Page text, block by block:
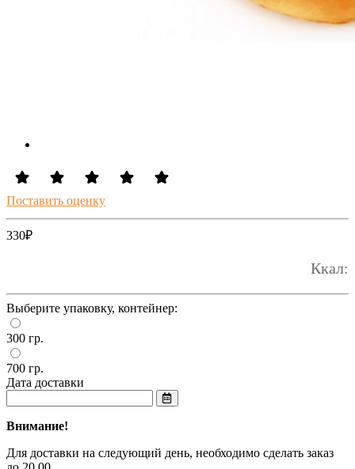
Поставить оценку
330₽
Ккал:
Выберите упаковку, контейнер:
300 гр.
700 гр.
Дата доставки
Внимание!
Для доставки на следующий день, необходимо сделать заказ